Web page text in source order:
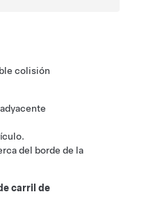
colisión
del borde de la
carril de